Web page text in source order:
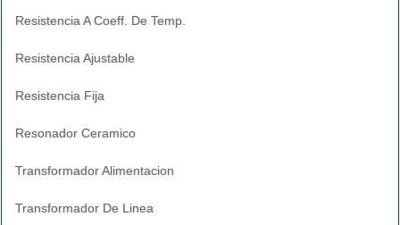
Resistencia A Coeff. De Temp.
Resistencia Ajustable
Resistencia Fija
Resonador Ceramico
Transformador Alimentacion
Transformador De Linea